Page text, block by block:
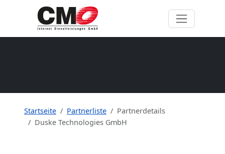
Startseite Partnerliste
Partnerdetails
Duske Technologies GmbH